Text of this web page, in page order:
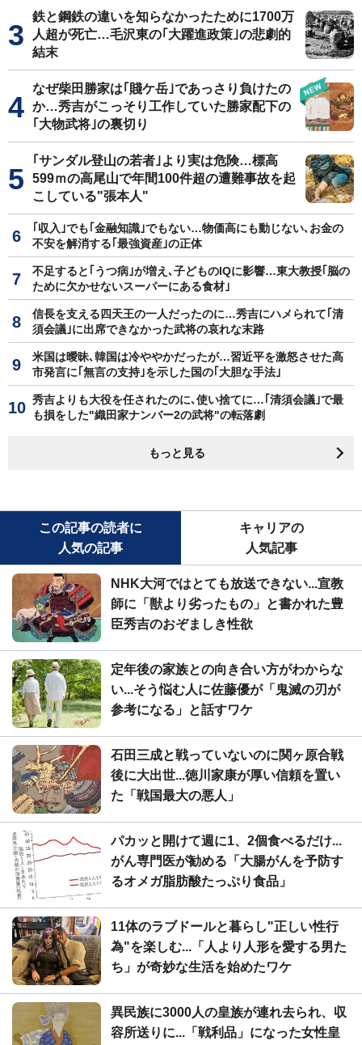
鉄と鋼鉄の違いを知らなかったために1700万
人超が死亡…毛沢東の｢大躍進政策｣の悲劇的
結末
なぜ柴田勝家は｢賤ケ岳｣であっさり負けたの
か…秀吉がこっそり工作していた勝家配下の
｢大物武将｣の裏切り
｢サンダル登山の若者｣より実は危険…標高
599ｍの高尾山で年間100件超の遭難事故を起
こしている"張本人"
｢収入｣でも｢金融知識｣でもない…物価高にも動じない､お金の
不安を解消する｢最強資産｣の正体
不足すると｢うつ病｣が増え､子どものIQに影響…東大教授｢脳の
ために欠かせないスーパーにある食材｣
信長を支える四天王の一人だったのに…秀吉にハメられて｢清
須会議｣に出席できなかった武将の哀れな末路
米国は曖昧､韓国は冷ややかだったが…習近平を激怒させた高
市発言に｢無言の支持｣を示した国の｢大胆な手法｣
秀吉よりも大役を任されたのに､使い捨てに…｢清須会議｣で最
も損をした"織田家ナンバー2の武将"の転落劇
もっと見る
この記事の読者に
人気の記事
キャリアの
人気記事
NHK大河ではとても放送できない...宣教
師に「獣より劣ったもの」と書かれた豊
臣秀吉のおぞましき性欲
定年後の家族との向き合い方がわからな
い...そう悩む人に佐藤優が「鬼滅の刃が
参考になる」と話すワケ
石田三成と戦っていないのに関ヶ原合戦
後に大出世...徳川家康が厚い信頼を置い
た「戦国最大の悪人」
パカッと開けて週に1、2個食べるだけ...
がん専門医が勧める「大腸がんを予防す
るオメガ脂肪酸たっぷり食品」
11体のラブドールと暮らし"正しい性行
為"を楽しむ...「人より人形を愛する男た
ち」が奇妙な生活を始めたワケ
異民族に3000人の皇族が連れ去られ、収
容所送りに...「戦利品」になった女性皇